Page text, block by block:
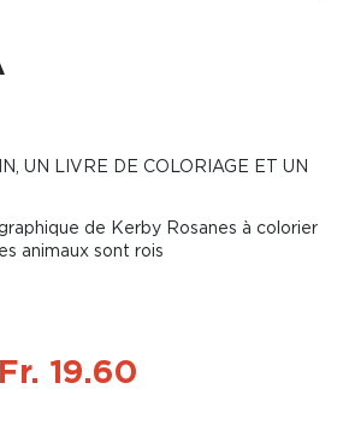
UN LIVRE DE COLORIAGE ET UN
de Kerby Rosanes à colorier
animaux sont rois
Fr. 19.60